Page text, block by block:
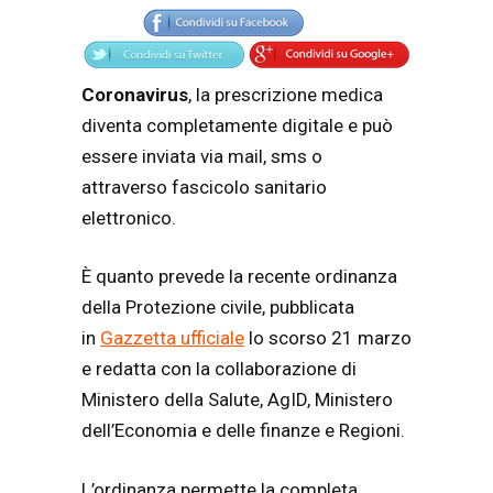
Coronavirus, la prescrizione medica
diventa completamente digitale e può
essere inviata via mail, sms o
attraverso fascicolo sanitario
elettronico.
È quanto prevede la recente ordinanza
della Protezione civile, pubblicata
in Gazzetta ufficiale lo scorso 21 marzo
e redatta con la collaborazione di
Ministero della Salute, AgID, Ministero
dell’Economia e delle finanze e Regioni.